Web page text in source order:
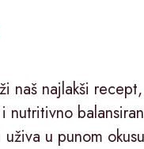
naš najlakši
nutritivno
u punom